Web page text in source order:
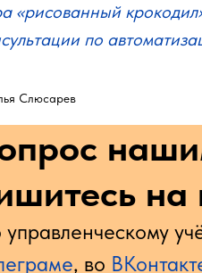
«рисованный
по
Слюсарев
на
, во